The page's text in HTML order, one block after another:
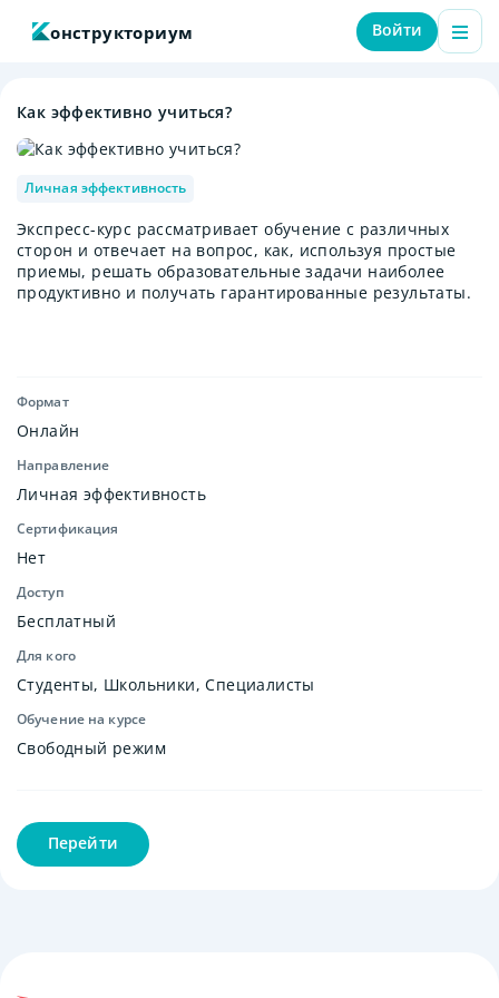
онструкториум Войти
Как эффективно учиться?
Личная эффективность
Экспресс-курс рассматривает обучение с различных
сторон и отвечает на вопрос, как, используя простые
приемы, решать образовательные задачи наиболее
продуктивно и получать гарантированные результаты.
Формат
Онлайн
Направление
Личная эффективность
Сертификация
Нет
Доступ
Бесплатный
Для кого
Студенты, Школьники, Специалисты
Обучение на курсе
Свободный режим
Перейти